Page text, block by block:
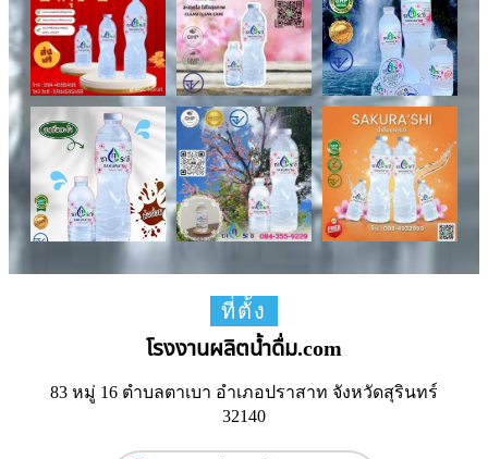
ที่ตั้ง
โรงงานผลิตน้ำดื่ม.com
83 หมู่ 16 ตำบลตาเบา อำเภอปราสาท จังหวัดสุรินทร์
32140